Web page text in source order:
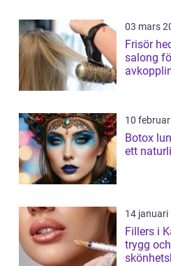
03 mars
Frisör hedemora
salong
10
Botox lund trygg
ett
14 januari
Fillers i
trygg